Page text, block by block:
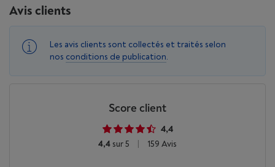
Avis clients
Les avis clients sont collectés et traités selon
nos conditions de publication.
Score client
4,4
4,4 sur 5 159 Avis